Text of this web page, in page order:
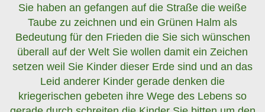
Sie haben an gefangen auf die Straße die weiße
Taube zu zeichnen und ein Grünen Halm als
Bedeutung für den Frieden die Sie sich wünschen
überall auf der Welt Sie wollen damit ein Zeichen
setzen weil Sie Kinder dieser Erde sind und an das
Leid anderer Kinder gerade denken die
kriegerischen gebeten ihre Wege des Lebens so